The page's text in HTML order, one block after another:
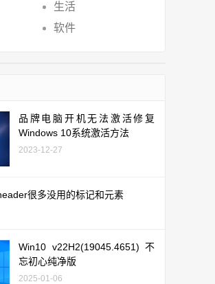
生活
软件
品牌电脑开机无法激活修复
Windows 10系统激活方法
2023-12-27
很多没用的标记和元素
Win10 v22H2(19045.4651) 不
忘初心纯净版
2025-01-06